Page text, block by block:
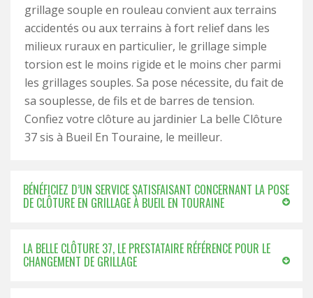
grillage souple en rouleau convient aux terrains
accidentés ou aux terrains à fort relief dans les
milieux ruraux en particulier, le grillage simple
torsion est le moins rigide et le moins cher parmi
les grillages souples. Sa pose nécessite, du fait de
sa souplesse, de fils et de barres de tension.
Confiez votre clôture au jardinier La belle Clôture
37 sis à Bueil En Touraine, le meilleur.
BÉNÉFICIEZ D’UN SERVICE SATISFAISANT CONCERNANT LA POSE
DE CLÔTURE EN GRILLAGE À BUEIL EN TOURAINE
LA BELLE CLÔTURE 37, LE PRESTATAIRE RÉFÉRENCE POUR LE
CHANGEMENT DE GRILLAGE